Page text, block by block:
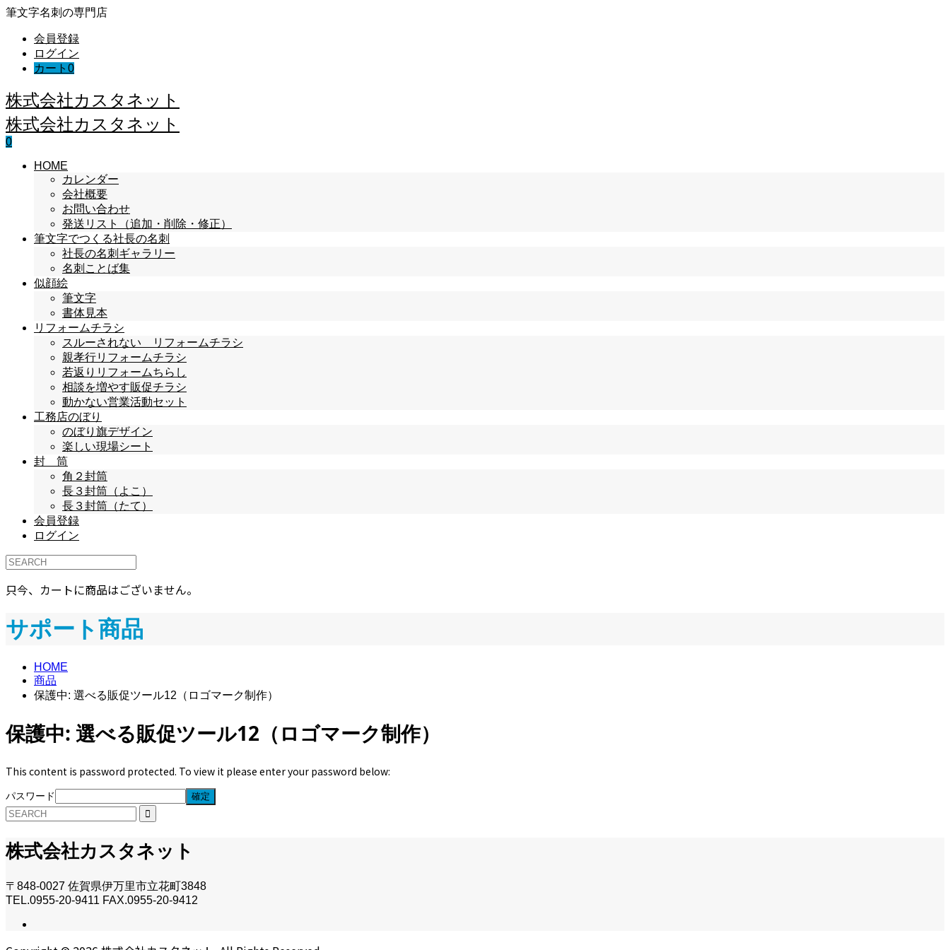
筆文字名刺の専門店
会員登録
ログイン
カート 0
株式会社カスタネット
株式会社カスタネット
0
HOME
カレンダー
会社概要
お問い合わせ
発送リスト（追加・削除・修正）
筆文字でつくる社長の名刺
社長の名刺ギャラリー
名刺ことば集
似顔絵
筆文字
書体見本
リフォームチラシ
スルーされない リフォームチラシ
親孝行リフォームチラシ
若返りリフォームちらし
相談を増やす販促チラシ
動かない営業活動セット
工務店のぼり
のぼり旗デザイン
楽しい現場シート
封 筒
角２封筒
長３封筒（よこ）
長３封筒（たて）
会員登録
ログイン
只今、カートに商品はございません。
サポート商品
HOME
商品
保護中: 選べる販促ツール12（ロゴマーク制作）
保護中: 選べる販促ツール12（ロゴマーク制作）
This content is password protected. To view it please enter your password below:
パスワード
株式会社カスタネット
〒848-0027 佐賀県伊万里市立花町3848
TEL.0955-20-9411 FAX.0955-20-9412